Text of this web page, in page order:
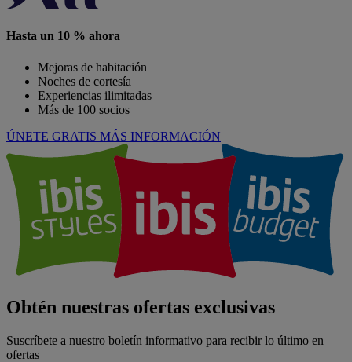
Hasta un 10 % ahora
Mejoras de habitación
Noches de cortesía
Experiencias ilimitadas
Más de 100 socios
ÚNETE GRATIS MÁS INFORMACIÓN
Obtén nuestras ofertas exclusivas
Suscríbete a nuestro boletín informativo para recibir lo último en
ofertas